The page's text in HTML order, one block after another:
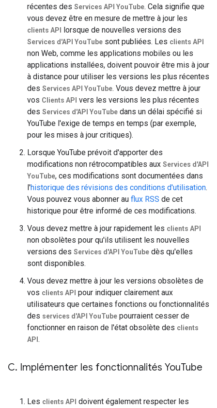
récentes des Services API YouTube. Cela signifie que
vous devez être en mesure de mettre à jour les
clients API lorsque de nouvelles versions des
Services d'API YouTube sont publiées. Les clients API
non Web, comme les applications mobiles ou les
applications installées, doivent pouvoir être mis à jour
à distance pour utiliser les versions les plus récentes
des Services API YouTube. Vous devez mettre à jour
vos Clients API vers les versions les plus récentes
des Services d'API YouTube dans un délai spécifié si
YouTube l'exige de temps en temps (par exemple,
pour les mises à jour critiques).
Lorsque YouTube prévoit d'apporter des
modifications non rétrocompatibles aux Services d'API
YouTube, ces modifications sont documentées dans
l'historique des révisions des conditions d'utilisation.
Vous pouvez vous abonner au flux RSS de cet
historique pour être informé de ces modifications.
Vous devez mettre à jour rapidement les clients API
non obsolètes pour qu'ils utilisent les nouvelles
versions des Services d'API YouTube dès qu'elles
sont disponibles.
Vous devez mettre à jour les versions obsolètes de
vos clients API pour indiquer clairement aux
utilisateurs que certaines fonctions ou fonctionnalités
des services d'API YouTube pourraient cesser de
fonctionner en raison de l'état obsolète des clients
API .
C. Implémenter les fonctionnalités YouTube
Les clients API doivent également respecter les